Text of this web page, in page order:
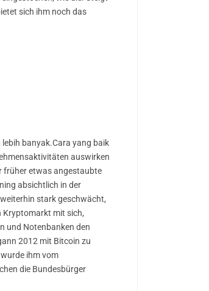
sich ihm noch das
banyak.Cara yang baik
auswirken
früher etwas angestaubte
absichtlich in der
stark geschwächt,
Kryptomarkt mit sich,
und Notenbanken den
2012 mit Bitcoin zu
ihm vom
die Bundesbürger